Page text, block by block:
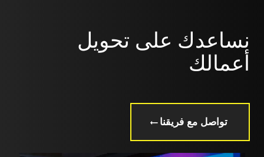
نساعدك على تحويل
أعمالك
تواصل مع فريقنا